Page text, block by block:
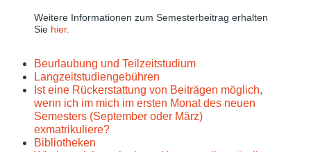
Weitere Informationen zum Semesterbeitrag erhalten
Sie hier.
Beurlaubung und Teilzeitstudium
Langzeitstudiengebühren
Ist eine Rückerstattung von Beiträgen möglich,
wenn ich im mich im ersten Monat des neuen
Semesters (September oder März)
exmatrikuliere?
Bibliotheken